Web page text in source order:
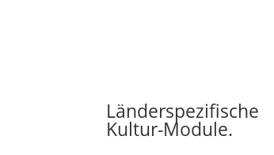
Länderspezifische
Kultur-Module.